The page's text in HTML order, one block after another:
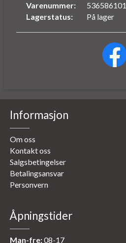
Varenummer:
536586101
Lagerstatus:
På lager
Informasjon
Om oss
Kontakt oss
Salgsbetingelser
Betalingsansvar
Personvern
Åpningstider
Man-fre:08-17